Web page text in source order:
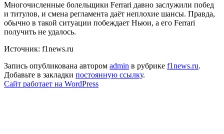
Многочисленные болельщики Ferrari давно заслужили побед
и титулов, и смена регламента даёт неплохие шансы. Правда,
обычно в такой ситуации побеждает Ньюи, а его Ferrari
получить не удалось.
Источник: f1news.ru
Запись опубликована автором admin в рубрике f1news.ru.
Добавьте в закладки постоянную ссылку.
Сайт работает на WordPress